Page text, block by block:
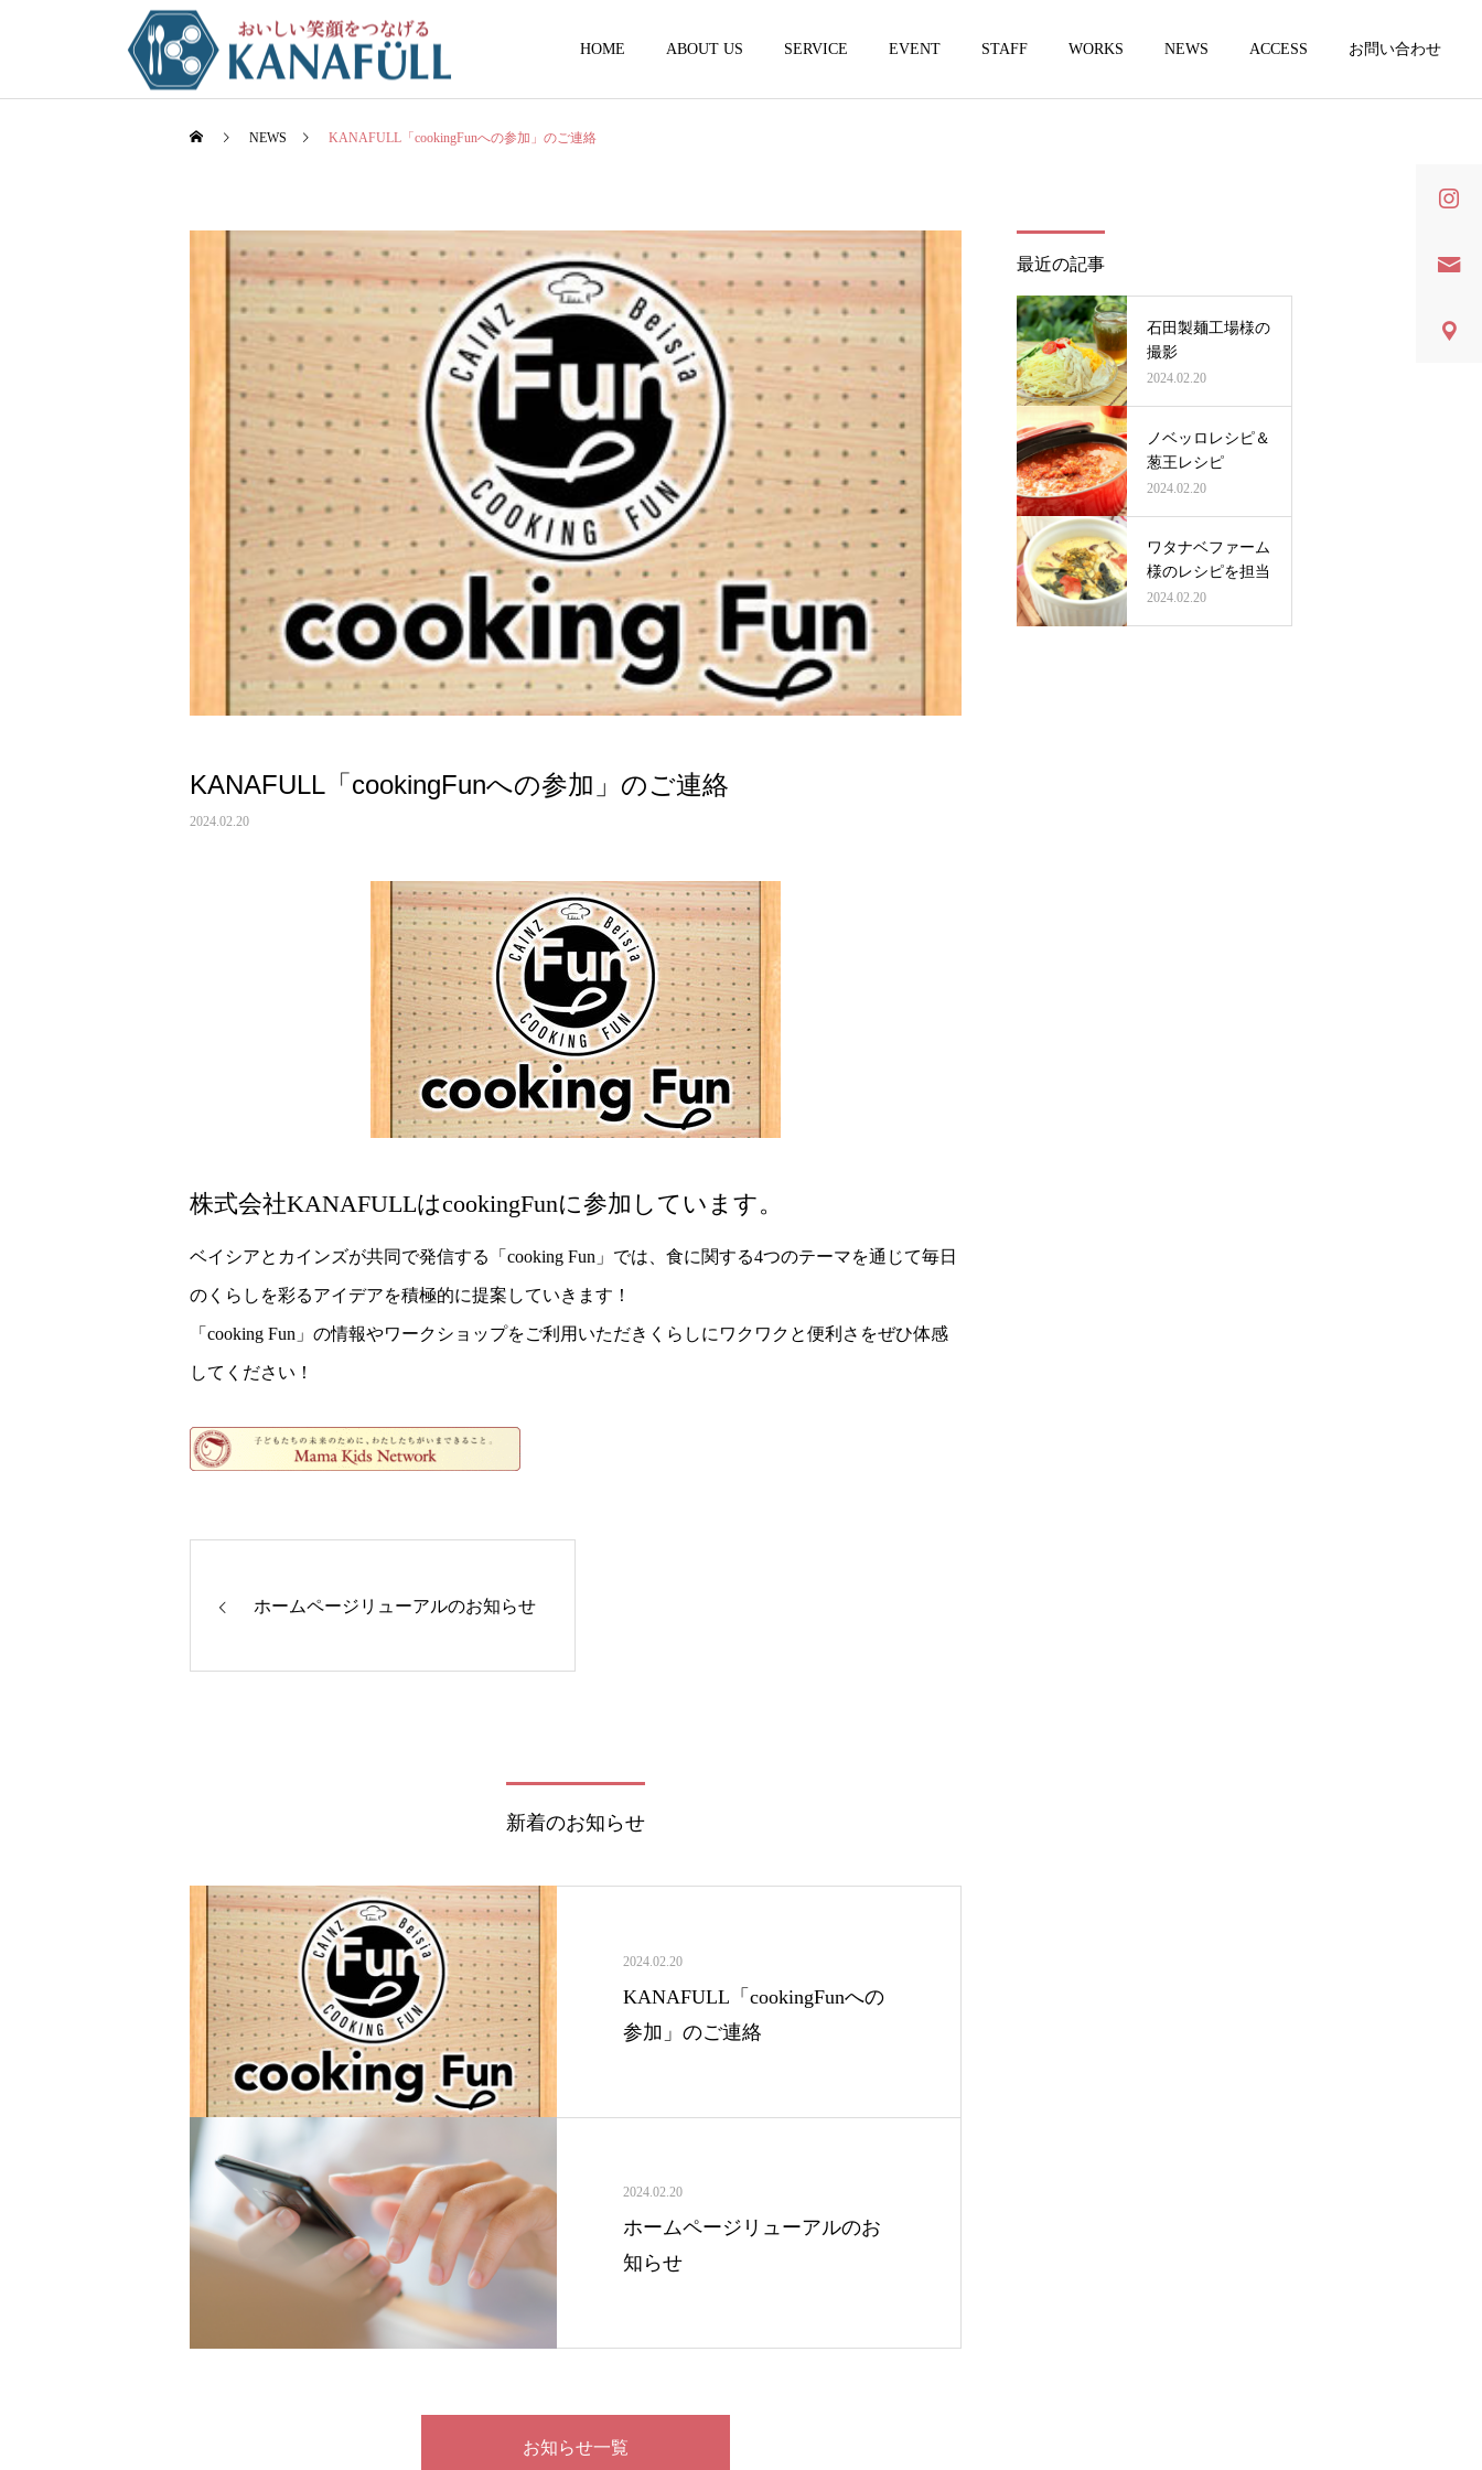
HOME ABOUT US SERVICE EVENT STAFF WORKS NEWS ACCESS お問い合わせ
フードスタイリング レシピ開発 フードコンサル
コンサルティング
石田製麺工場様の撮影
レシピ
ノベッロレシピ＆葱王レシ
ピ
レシピ
ワタナベファーム様のレシ
ピを担当
石田製麺工場様のレシピ、
コーディネートを担当
こんにゃく入りコッペパン
NEWS KANAFULL「cookingFunへの参加」のご連絡
KANAFULL「cookingFunへの参加」のご連絡
2024.02.20
株式会社KANAFULLはcookingFunに参加しています。
ベイシアとカインズが共同で発信する「cooking Fun」では、食に関する4つのテーマを通じて毎日
のくらしを彩るアイデアを積極的に提案していきます！
「cooking Fun」の情報やワークショップをご利用いただきくらしにワクワクと便利さをぜひ体感
してください！
ホームページリューアルのお知らせ
新着のお知らせ
2024.02.20
KANAFULL「cookingFunへの
参加」のご連絡
2024.02.20
ホームページリューアルのお
知らせ
お知らせ一覧
最近の記事
石田製麺工場様の
撮影
2024.02.20
ノベッロレシピ＆
葱王レシピ
2024.02.20
ワタナベファーム
様のレシピを担当
2024.02.20